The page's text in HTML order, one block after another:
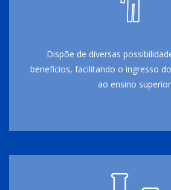
Dispõe de diversas
benefícios, facilitando o ingresso
ao ensino